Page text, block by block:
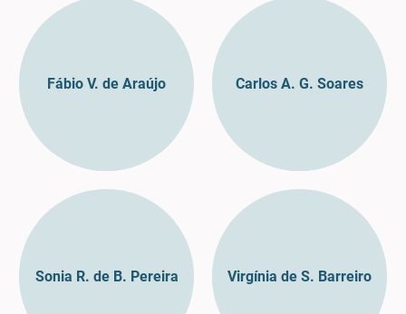
Fábio V. de Araújo Carlos A. G. Soares
Sonia R. de B. Pereira Virgínia de S. Barreiro